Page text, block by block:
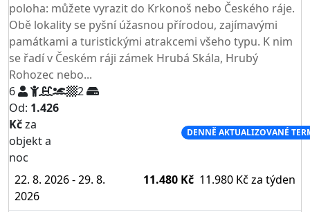
poloha: můžete vyrazit do Krkonoš nebo Českého ráje.
Obě lokality se pyšní úžasnou přírodou, zajímavými
památkami a turistickými atrakcemi všeho typu. K nim
se řadí v Českém ráji zámek Hrubá Skála, Hrubý
Rohozec nebo...
6
2
Od: 1.426
Kčza
objekt a
noc
DENNĚ AKTUALIZOVANÉ
22. 8. 2026 - 29. 8.
2026
11.480 Kč 11.980 Kč za týden